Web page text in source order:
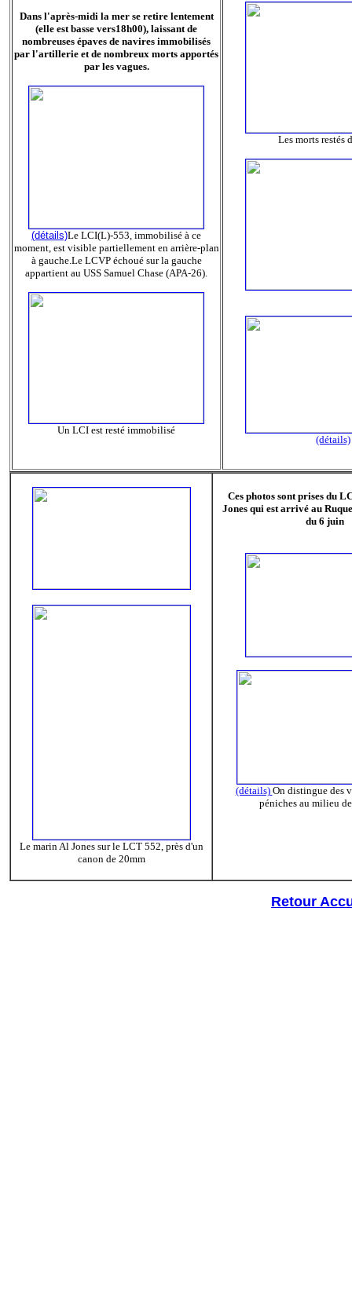
Dans l'après-midi la mer se retire lentement
(elle est basse vers18h00), laissant de
nombreuses épaves de navires immobilisés
par l'artillerie et de nombreux morts apportés
par les vagues.
(détails)Le LCI(L)-553, immobilisé à ce
moment, est visible partiellement en arrière-plan
à gauche.Le LCVP échoué sur la gauche
appartient au USS Samuel Chase (APA-26).
Un LCI est resté immobilisé
Les morts restés
(détails)
Le marin Al Jones sur le LCT 552, près d'un
canon de 20mm
Ces photos sont prises du
Jones qui est arrivé au
du 6 juin
(détails) On distingue des
péniches au milieu
Retour